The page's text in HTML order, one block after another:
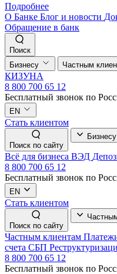
Подробнее
О Банке Блог и новости
Обращение в банк
Поиск
Бизнесу
Частным
КИЗУНА
8 800 700 65 12
Бесплатный звонок по
EN
Стать клиентом
Поиск по сайту
Бизнесу
Всё для бизнеса ВЭД
8 800 700 65 12
Бесплатный звонок по
EN
Стать клиентом
Поиск по сайту
Частным клиентам
счета СБП
8 800 700 65 12
Бесплатный звонок по